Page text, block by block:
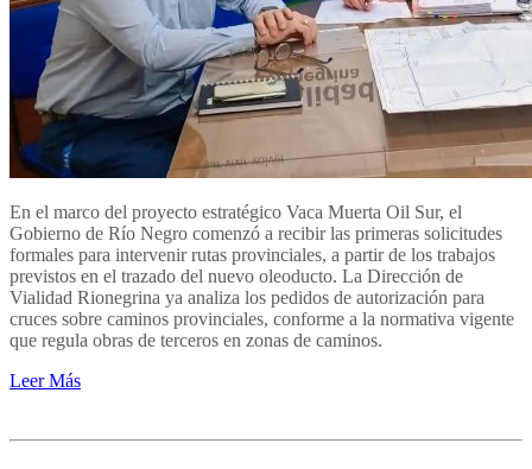
En el marco del proyecto estratégico Vaca Muerta Oil Sur, el
Gobierno de Río Negro comenzó a recibir las primeras solicitudes
formales para intervenir rutas provinciales, a partir de los trabajos
previstos en el trazado del nuevo oleoducto. La Dirección de
Vialidad Rionegrina ya analiza los pedidos de autorización para
cruces sobre caminos provinciales, conforme a la normativa vigente
que regula obras de terceros en zonas de caminos.
Leer Más